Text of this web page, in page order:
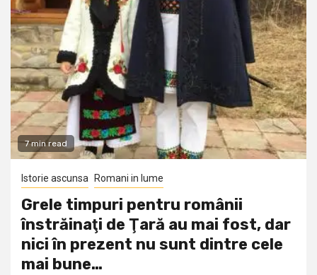
7 min read
Istorie ascunsa Romani in lume
Grele timpuri pentru românii
înstrăinaţi de Ţară au mai fost, dar
nici în prezent nu sunt dintre cele
mai bune…